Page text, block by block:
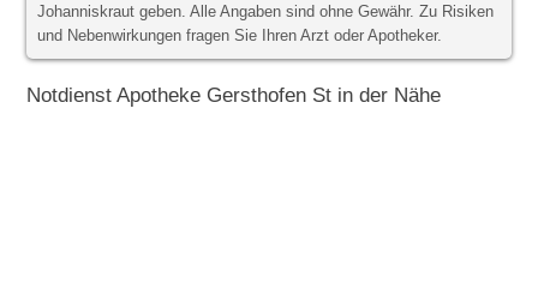
Johanniskraut geben. Alle Angaben sind ohne Gewähr. Zu Risiken
und Nebenwirkungen fragen Sie Ihren Arzt oder Apotheker.
Notdienst Apotheke Gersthofen St in der Nähe